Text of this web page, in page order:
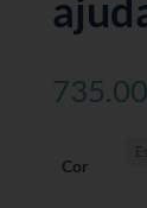
735.00
Cor